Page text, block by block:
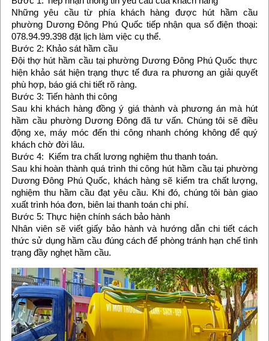
Những yêu cầu từ phía khách hàng được hút hầm cầu
phường Dương Đông Phú Quốc tiếp nhận qua số điện thoại:
078.94.99.398 đặt lịch làm việc cụ thể.
Bước 2: Khảo sát hầm cầu
Đội thợ hút hầm cầu tại phường Dương Đông Phú Quốc thực
hiện khảo sát hiện trạng thực tế đưa ra phương an giải quyết
phù hợp, báo giá chi tiết rõ ràng.
Bước 3: Tiến hành thi công
Sau khi khách hàng đồng ý giá thành và phương án mà hút
hầm cầu phường Dương Đông đã tư vấn. Chúng tôi sẽ điều
động xe, máy móc đến thi công nhanh chóng không để quý
khách chờ đời lâu.
Bước 4: Kiểm tra chất lương nghiệm thu thanh toán.
Sau khi hoàn thành quá trình thi công hút hầm cầu tại phường
Dương Đông Phú Quốc, khách hàng sẽ kiểm tra chất lượng,
nghiệm thu hầm cầu đạt yêu cầu. Khi đó, chúng tôi bàn giao
xuất trình hóa đơn, biên lai thanh toán chi phí.
Bước 5: Thực hiện chính sách bảo hành
Nhân viên sẽ viết giấy bảo hành và hướng dẫn chi tiết cách
thức sử dụng hầm cầu đúng cách để phòng tránh hạn chế tình
trạng đầy nghẹt hầm cầu.